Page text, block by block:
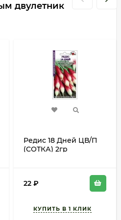
двулетник
Редис 18 Дней ЦВ/П
(СОТКА) 2гр
22 ₽